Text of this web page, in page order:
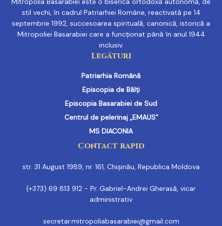
stil vechi, în cadrul Patriarhiei Române, reactivată pe 14
septembrie 1992, succesoarea spirituală, canonică, istorică a
Mitropoliei Basarabiei care a funcționat până în anul 1944
inclusiv.
Legături
Patriarhia Română
Episcopia de Bălți
Episcopia Basarabiei de Sud
Centrul de pelerinaj „EMAUS”
MS DIACONIA
Contact rapid
str. 31 August 1989, nr. 161, Chișinău, Republica Moldova
(+373) 69 813 912 - Pr. Gabriel-Andrei Gherasă, vicar
administrativ
secretar.mitropoliabasarabiei@gmail.com